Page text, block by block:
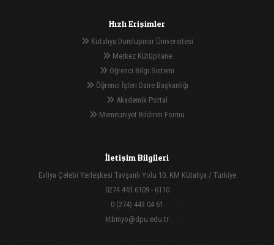
Hızlı Erişimler
Kütahya Dumlupınar Üniversitesi
Merkez Kütüphane
Öğrenci Bilgi Sistemi
Öğrenci İşleri Daire Başkanlığı
Akademik Portal
Memnuniyet Bildirim Formu
İletişim Bilgileri
Evliya Çelebi Yerleşkesi Tavşanlı Yolu 10. KM Kütahya / Türkiye
0274 443 6109 - 6110
0 (274) 443 04 61
ktbmyo@dpu.edu.tr